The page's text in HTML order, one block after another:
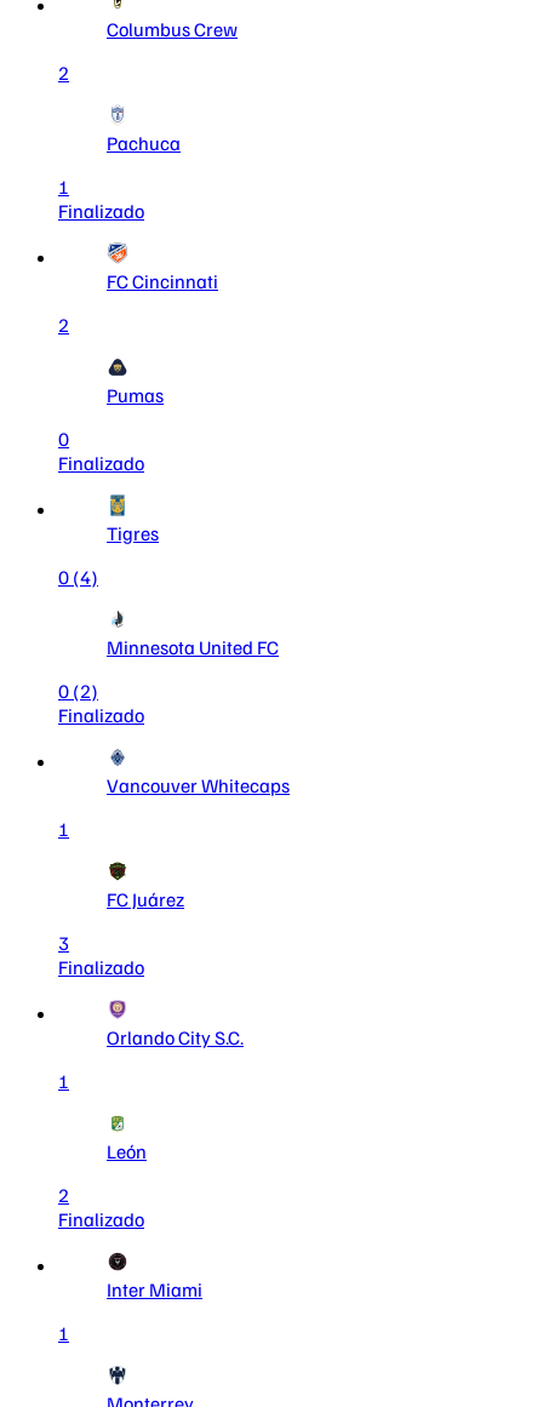
Columbus Crew
2
Pachuca
1
Finalizado
FC Cincinnati
2
Pumas
0
Finalizado
Tigres
0 (4)
Minnesota United FC
0 (2)
Finalizado
Vancouver Whitecaps
1
FC Juárez
3
Finalizado
Orlando City S.C.
1
León
2
Finalizado
Inter Miami
1